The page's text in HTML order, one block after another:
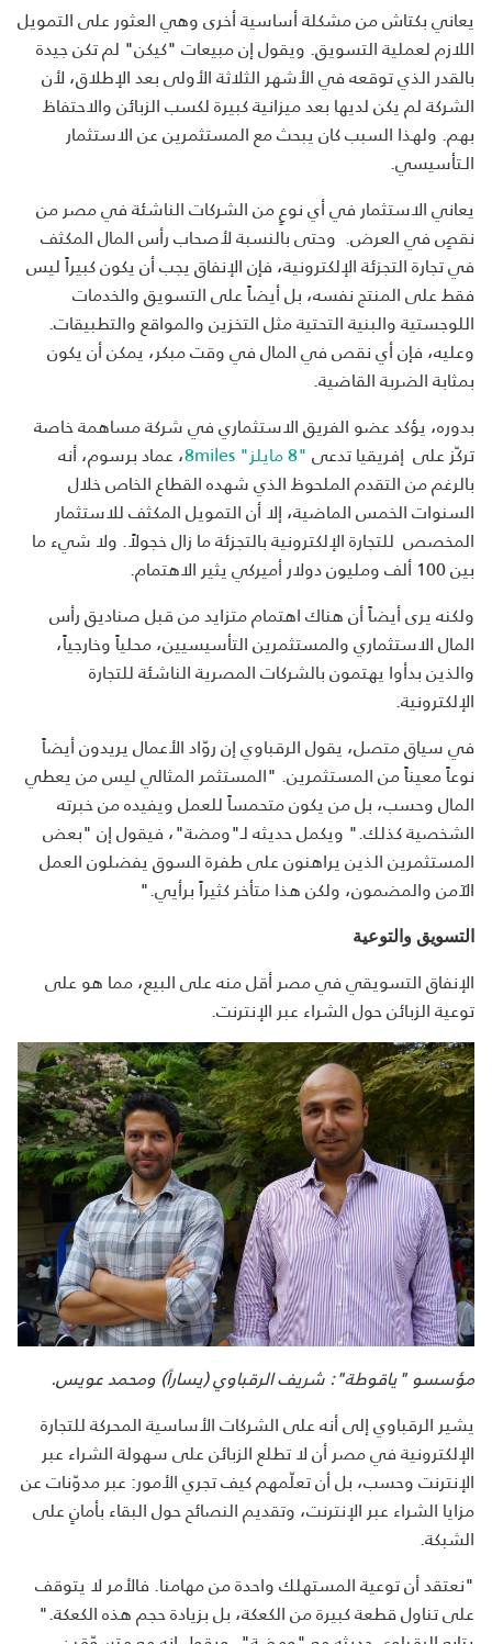
يعاني بكتاش من مشكلة أساسية أخرى وهي العثور على التمويل
اللازم لعملية التسويق. ويقول إن مبيعات "كيكن" لم تكن جيدة
بالقدر الذي توقعه في الأشهر الثلاثة الأولى بعد الإطلاق، لأن
الشركة لم يكن لديها بعد ميزانية كبيرة لكسب الزبائن والاحتفاظ
بهم. ولهذا السبب كان يبحث مع المستثمرين عن الاستثمار
الـتأسيسي.
يعاني الاستثمار في أي نوعٍ من الشركات الناشئة في مصر من
نقصٍ في العرض. وحتى بالنسبة لأصحاب رأس المال المكثف
في تجارة التجزئة الإلكترونية، فإن الإنفاق يجب أن يكون كبيراً ليس
فقط على المنتج نفسه، بل أيضاً على التسويق والخدمات
اللوجستية والبنية التحتية مثل التخزين والمواقع والتطبيقات.
وعليه، فإن أي نقص في المال في وقت مبكر، يمكن أن يكون
بمثابة الضربة القاضية.
بدوره، يؤكد عضو الفريق الاستثماري في شركة مساهمة خاصة
تركّز على إفريقيا تدعى"8 مايلز" 8miles
، عماد برسوم، أنه
بالرغم من التقدم الملحوظ الذي شهده القطاع الخاص خلال
السنوات الخمس الماضية، إلا أن التمويل المكثف للاستثمار
المخصص للتجارة الإلكترونية بالتجزئة ما زال خجولاً.‎ ولا شيء ما
بين 100 ألف ومليون دولار أميركي يثير الاهتمام.
ولكنه يرى أيضاً أن هناك اهتمام متزايد من قبل صناديق رأس
المال الاستثماري والمستثمرين التأسيسيين، محلياً وخارجياً،
والذين بدأوا يهتمون بالشركات المصرية الناشئة للتجارة
الإلكترونية.
في سياق متصل، يقول الرقباوي إن روّاد الأعمال يريدون أيضاً
نوعاً معيناً من المستثمرين. "المستثمر المثالي ليس من يعطي
المال وحسب، بل من يكون متحمساً للعمل ويفيده من خبرته
الشخصية كذلك." ويكمل حديثه لـ"ومضة"، فيقول إن "بعض
المستثمرين الذين يراهنون على طفرة السوق يفضلون العمل
الآمن والمضمون، ولكن هذا متأخر كثيراً برأيي."
التسويق والتوعية
الإنفاق التسويقي في مصر أقل منه على البيع، مما هو على
توعية الزبائن حول الشراء عبر الإنترنت.
مؤسسو "ياقوطة": شريف الرقباوي (يساراً) ومحمد عويس.
يشير الرقباوي إلى أنه على الشركات الأساسية المحركة للتجارة
الإلكترونية في مصر أن لا تطلع الزبائن على سهولة الشراء عبر
الإنترنت وحسب، بل أن تعلّمهم كيف تجري الأمور: عبر مدوّنات عن
مزايا الشراء عبر الإنترنت، وتقديم النصائح حول البقاء بأمانٍ على
الشبكة.
"نعتقد أن توعية المستهلك واحدة من مهامنا. فالأمر لا يتوقف
على تناول قطعة كبيرة من الكعكة، بل بزيادة حجم هذه الكعكة."